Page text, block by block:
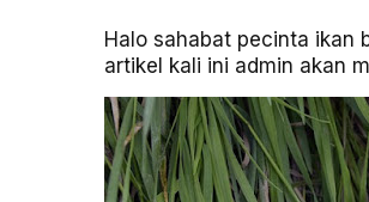
Halo sahabat pecinta ikan
artikel kali ini admin akan